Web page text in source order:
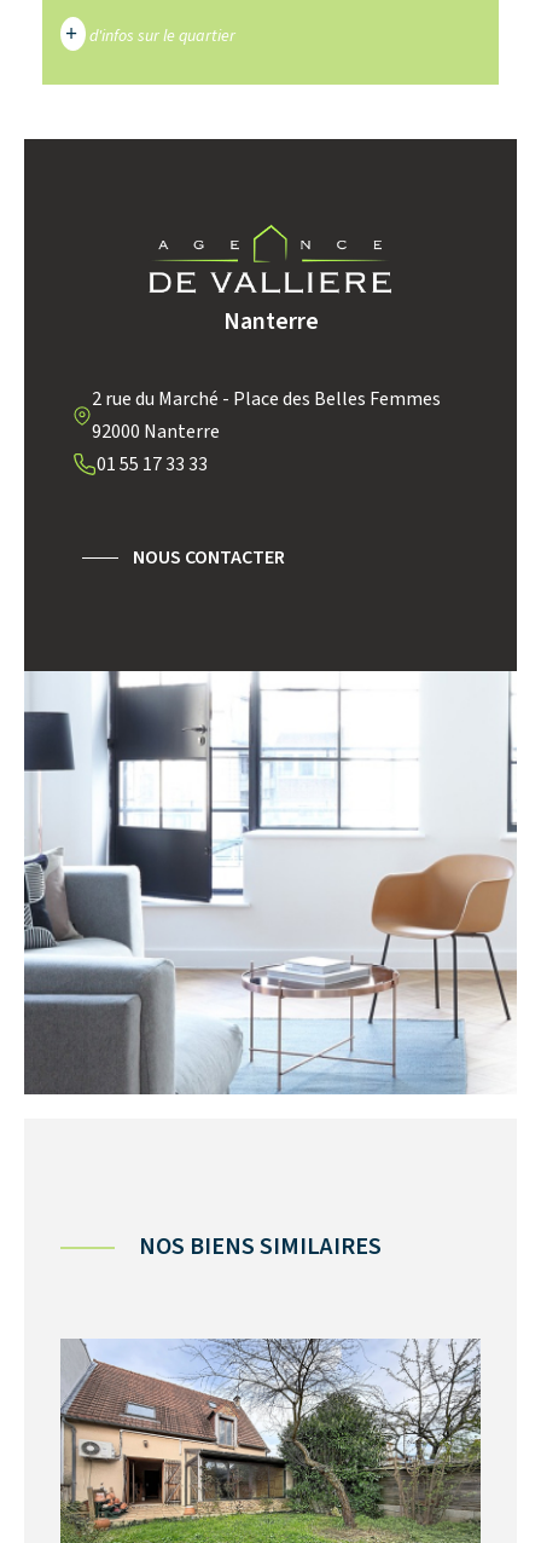
+ d'infos sur le quartier
TAUX DE PROPRIÉTAIRES TAUX D'HABITATION
TAXE FONCIÈRE
PART DES MÉNAGES SANS
VOITURE
RÉSULTATS DES LYCÉES
MÉDECINS
Nanterre
2 rue du Marché - Place des Belles Femmes
92000 Nanterre
01 55 17 33 33
NOUS CONTACTER
NOS BIENS SIMILAIRES